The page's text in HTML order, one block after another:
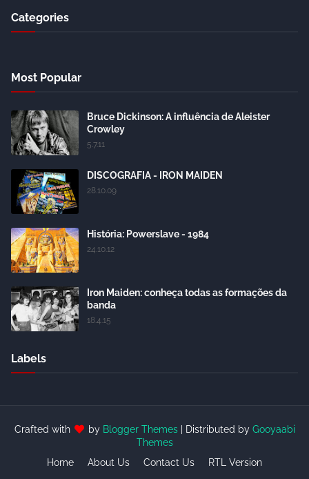
Categories
Most Popular
Bruce Dickinson: A influência de Aleister
Crowley
5.7.11
DISCOGRAFIA - IRON MAIDEN
28.10.09
História: Powerslave - 1984
24.10.12
Iron Maiden: conheça todas as formações da
banda
18.4.15
Labels
Crafted with by Blogger Themes| Distributed by Gooyaabi
Themes
Home
About Us Contact Us RTL Version